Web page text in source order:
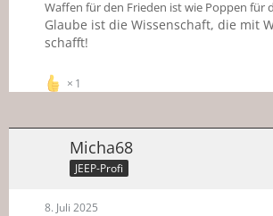
Waffen für den Frieden ist wie Poppen für
Glaube ist die Wissenschaft, die mit
schafft!
1
Micha68
JEEP-Profi
8. Juli 2025